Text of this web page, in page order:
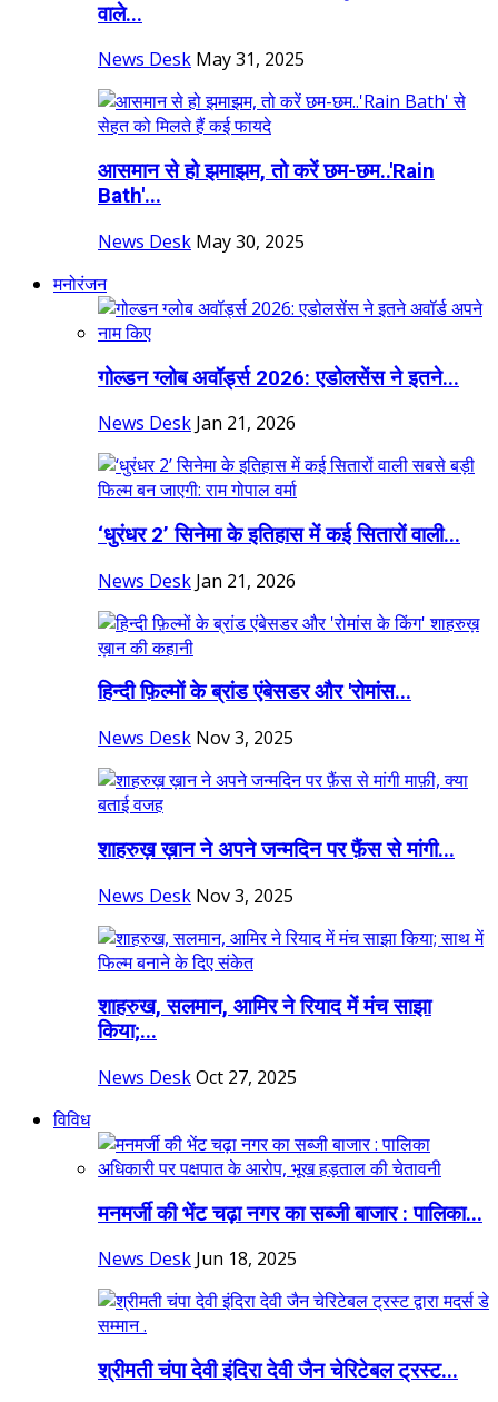
वाले...
News Desk May 31, 2025
आसमान से हो झमाझम, तो करें छम-छम..'Rain
Bath'...
News Desk May 30, 2025
मनोरंजन
गोल्डन ग्लोब अवॉर्ड्स 2026: एडोलसेंस ने इतने...
News Desk Jan 21, 2026
‘धुरंधर 2’ सिनेमा के इतिहास में कई सितारों वाली...
News Desk Jan 21, 2026
हिन्दी फ़िल्मों के ब्रांड एंबेसडर और 'रोमांस...
News Desk Nov 3, 2025
शाहरुख़ ख़ान ने अपने जन्मदिन पर फ़ैंस से मांगी...
News Desk Nov 3, 2025
शाहरुख, सलमान, आमिर ने रियाद में मंच साझा
किया;...
News DeskOct 27, 2025
विविध
मनमर्जी की भेंट चढ़ा नगर का सब्जी बाजार : पालिका...
News Desk Jun 18, 2025
श्रीमती चंपा देवी इंदिरा देवी जैन चेरिटेबल ट्रस्ट...